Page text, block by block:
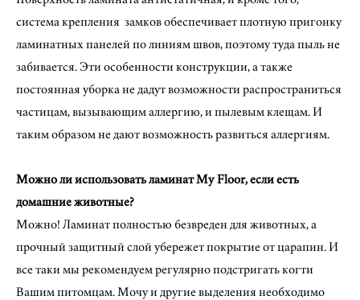
система крепления замков обеспечивает плотную пригонку
ламинатных панелей по линиям швов, поэтому туда пыль не
забивается. Эти особенности конструкции, а также
постоянная уборка не дадут возможности распространиться
частицам, вызывающим аллергию, и пылевым клещам. И
таким образом не дают возможность развиться аллергиям.
Можно ли использовать ламинат My Floor, если есть
домашние животные?
Можно! Ламинат полностью безвреден для животных, а
прочный защитный слой убережет покрытие от царапин. И
все таки мы рекомендуем регулярно подстригать когти
Вашим питомцам. Мочу и другие выделения необходимо